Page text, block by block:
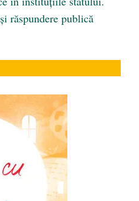
răspundere publică